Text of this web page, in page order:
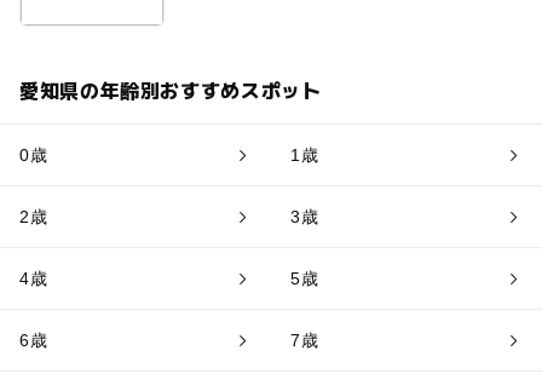
愛知県の年齢別おすすめスポット
0歳 1歳
2歳 3歳
4歳 5歳
6歳 7歳